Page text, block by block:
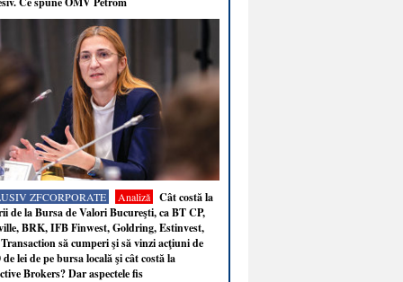
ZFCORPORATE Analiză
Cât costă la
de la Bursa de Valori Bucureşti, ca BT CP,
BRK, IFB Finwest, Goldring, Estinvest,
să cumperi şi să vinzi acţiuni de
de lei de pe bursa locală şi cât costă la
Brokers? Dar aspectele fis